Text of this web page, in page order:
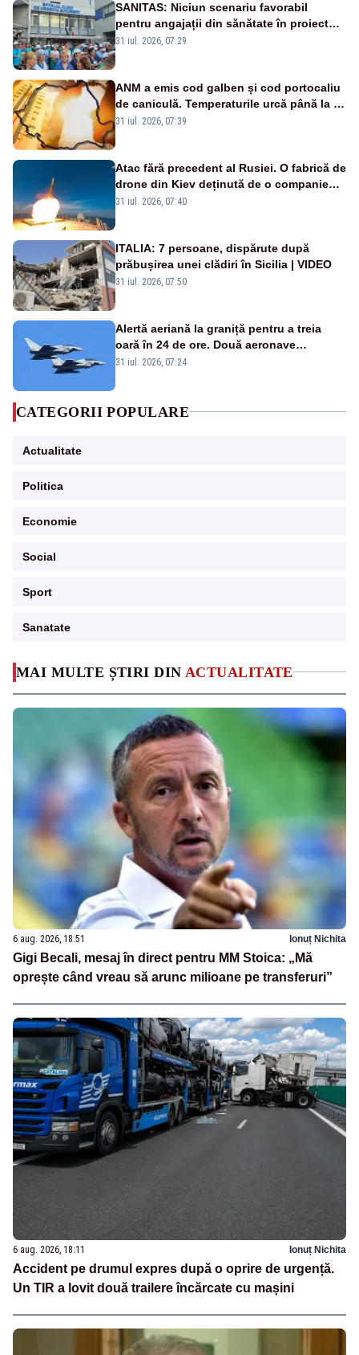
MAI MULTE ȘTIRI DIN ACTUALITATE
6 aug. 2026, 18:51 Ionuț Nichita
Gigi Becali, mesaj în direct pentru MM Stoica: „Mă
oprește când vreau să arunc milioane pe transferuri”
6 aug. 2026, 18:11 Ionuț Nichita
Accident pe drumul expres după o oprire de urgență.
Un TIR a lovit două trailere încărcate cu mașini
SANITAS: Niciun scenariu favorabil
pentru angajații din sănătate în proiectul
Legii salarizării
31 iul. 2026, 07:29
ANM a emis cod galben și cod portocaliu
de caniculă. Temperaturile urcă până la 38
de grade, iar nopțile devin tropicale
31 iul. 2026, 07:39
Atac fără precedent al Rusiei. O fabrică de
drone din Kiev deținută de o companie
americană, distrusă de o rachetă
31 iul. 2026, 07:40
ITALIA: 7 persoane, dispărute după
prăbușirea unei clădiri în Sicilia | VIDEO
31 iul. 2026, 07:50
Alertă aeriană la graniță pentru a treia
oară în 24 de ore. Două aeronave
Eurofighter britanice au fost ridicate de la
31 iul. 2026, 07:24
CATEGORII POPULARE
Actualitate
Politica
Economie
Social
Sport
Sanatate